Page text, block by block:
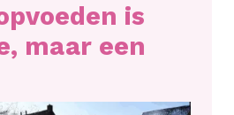
is
maar een